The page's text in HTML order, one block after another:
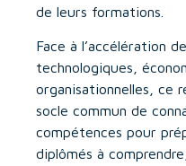
de leurs formations.
Face à l’accélération
technologiques,
organisationnelles, ce
socle commun de
compétences pour
diplômés à